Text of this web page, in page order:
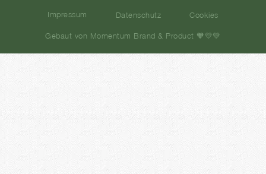
Impressum Datenschutz Cookies
Gebaut von Momentum Brand & Product 🧡💛💚